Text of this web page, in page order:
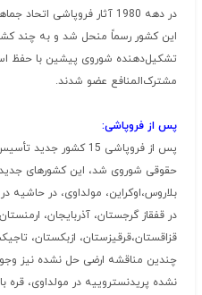
این کشور رسماً منحل شد و به چند
تشکیل‌دهنده شوروی پیشین با حفظ
مشترک‌المنافع عضو شدند.
پس از فروپاشی:
پس از فروپاشی 15
حقوقی شوروی شد، این کشورهای جدید
بلاروس،اوکراین، مولداوی، در حاشیه
در قفقاز گرجستان، آذربایجان،
قزاقستان،قرقیزستان، ازبکستان،
چندین مناقشه ارضی حل نشده نیز
نشده پریدنستروییه در مولداوی، قره